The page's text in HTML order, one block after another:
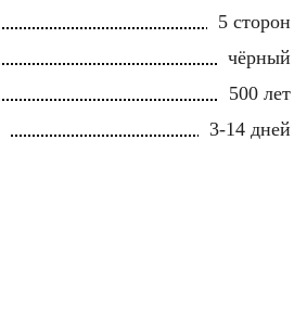
5 сторон
чёрный
500 лет
3-14 дней